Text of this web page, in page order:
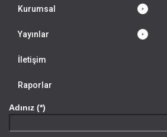
Kurumsal
Yayınlar
İletişim
Raporlar
Adınız (*)